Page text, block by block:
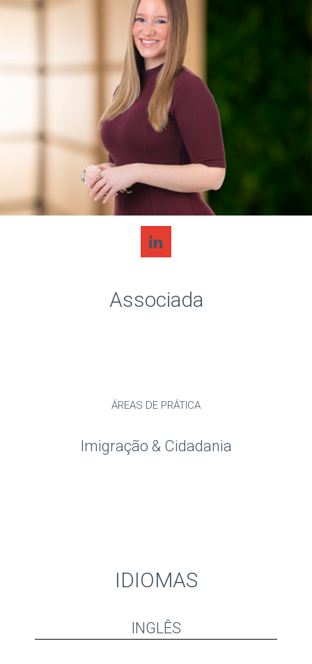
Associada
ÁREAS DE PRÁTICA
Imigração & Cidadania
IDIOMAS
INGLÊS